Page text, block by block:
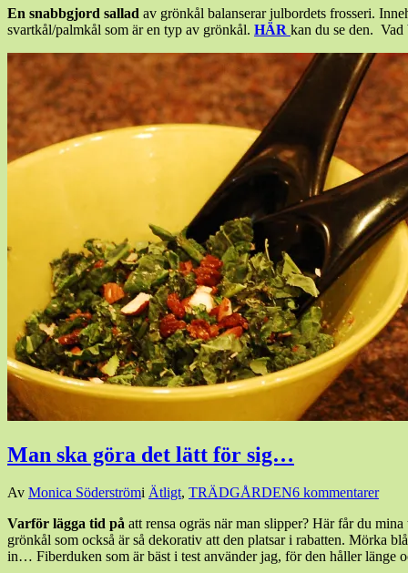
december,
2015
En snabbgjord sallad av grönkål balanserar julbordets frosseri.
svartkål/palmkål som är en typ av grönkål. HÄR kan du se den. Vad
Man ska göra det lätt för sig…
Den
augusti,
20155
augusti,
Av Monica Söderströmi Ätligt, TRÄDGÅRDEN6 kommentarer
Varför lägga tid på att rensa ogräs när man slipper? Här får du
grönkål som också är så dekorativ att den platsar i rabatten. Mörka
in… Fiberduken som är bäst i test använder jag, för den håller